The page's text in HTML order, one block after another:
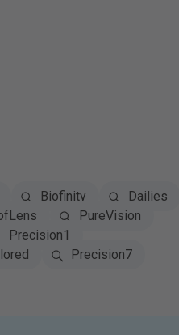
Biofinity
Dailies
PureVision
Precision1
Precision7